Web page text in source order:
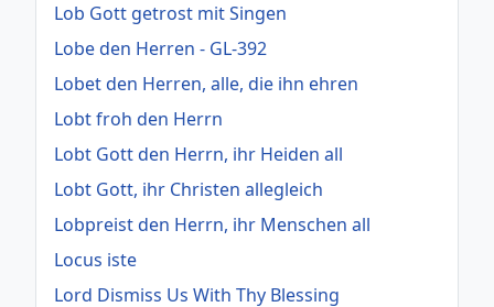
Lob Gott getrost mit Singen
Lobe den Herren - GL-392
Lobet den Herren, alle, die ihn ehren
Lobt froh den Herrn
Lobt Gott den Herrn, ihr Heiden all
Lobt Gott, ihr Christen allegleich
Lobpreist den Herrn, ihr Menschen all
Locus iste
Lord Dismiss Us With Thy Blessing